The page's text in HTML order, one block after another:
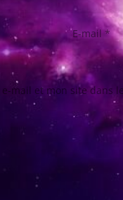
E-mail*
mail et mon site dans